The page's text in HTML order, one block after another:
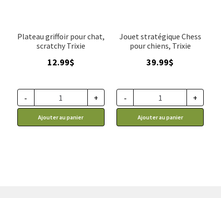
Plateau griffoir pour chat,
scratchy Trixie
12.99$
- +
Ajouter au panier
Jouet stratégique Chess
pour chiens, Trixie
39.99$
- +
Ajouter au panier